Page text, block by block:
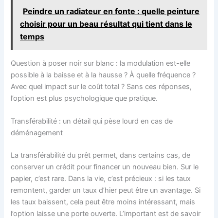
Peindre un radiateur en fonte : quelle peinture
choisir pour un beau résultat qui tient dans le
temps
Question à poser noir sur blanc : la modulation est-elle
possible à la baisse et à la hausse ? À quelle fréquence ?
Avec quel impact sur le coût total ? Sans ces réponses,
l’option est plus psychologique que pratique.
Transférabilité : un détail qui pèse lourd en cas de
déménagement
La transférabilité du prêt permet, dans certains cas, de
conserver un crédit pour financer un nouveau bien. Sur le
papier, c’est rare. Dans la vie, c’est précieux : si les taux
remontent, garder un taux d’hier peut être un avantage. Si
les taux baissent, cela peut être moins intéressant, mais
l’option laisse une porte ouverte. L’important est de savoir